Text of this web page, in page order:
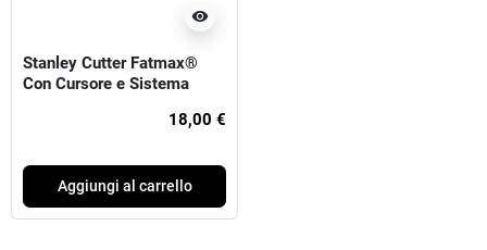
visibility
Stanley Cutter Fatmax®
Con Cursore e Sistema
18,00 €
Aggiungi al carrello